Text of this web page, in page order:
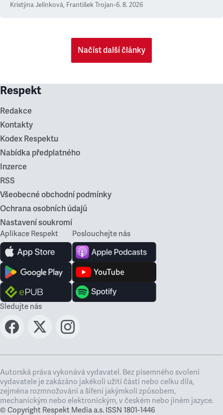
Kristýna Jelínková, František Trojan•6. 8. 2026
Načíst další články
Respekt
Redakce
Kontakty
Kodex Respektu
Nabídka předplatného
Inzerce
RSS
Všeobecné obchodní podmínky
Ochrana osobních údajů
Nastavení soukromí
Aplikace Respekt Poslouchejte nás
Sledujte nás
Autorská práva vykonává vydavatel. Bez písemného svolení
vydavatele je zakázáno jakékoli užití částí nebo celku díla,
zejména rozmnožování a šíření jakýmkoli způsobem,
mechanickým nebo elektronickým, v českém nebo jiném jazyce.
© Copyright Respekt Media a.s. ISSN 1801-1446